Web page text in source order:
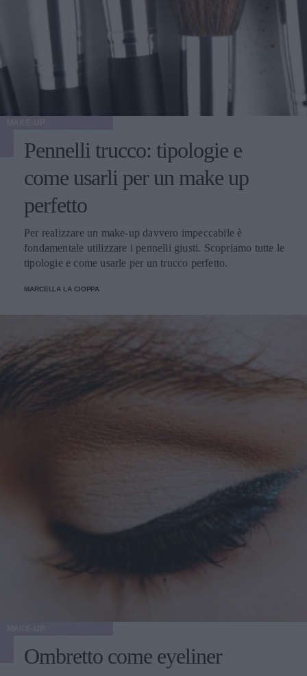
Pennelli trucco: tipologie e
come usarli per un make up
perfetto
Per realizzare un make-up davvero impeccabile è
fondamentale utilizzare i pennelli giusti. Scopriamo tutte le
tipologie e come usarle per un trucco perfetto.
MARCELLA LA CIOPPA
Ombretto come eyeliner